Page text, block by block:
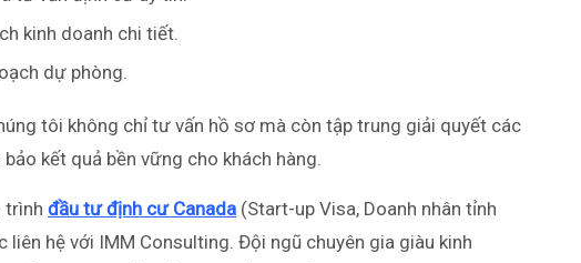
kinh doanh chi tiết.
dự phòng.
tôi không chỉ tư vấn hồ sơ mà còn tập trung giải quyết các
kết quả bền vững cho khách hàng.
trình đầu tư định cư Canada (Start-up Visa, Doanh nhân tỉnh
liên hệ với IMM Consulting. Đội ngũ chuyên gia giàu kinh